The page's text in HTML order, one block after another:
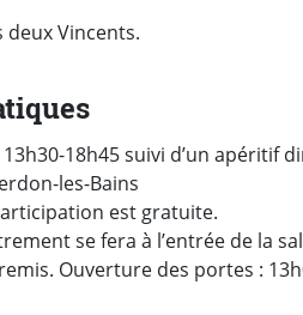
Vincents.
13h30-18h45 suivi d’un apéritif
les-Bains
est gratuite.
se fera à l’entrée de la
Ouverture des portes :